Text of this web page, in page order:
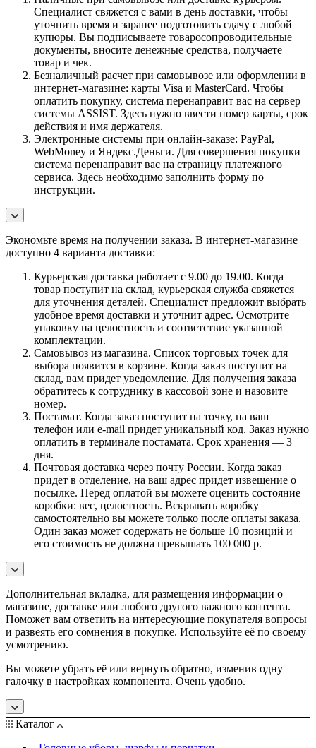
Специалист свяжется с вами в день доставки, чтобы
уточнить время и заранее подготовить сдачу с любой
купюры. Вы подписываете товаросопроводительные
документы, вносите денежные средства, получаете
товар и чек.
Безналичный расчет при самовывозе или оформлении в
интернет-магазине: карты Visa и MasterCard. Чтобы
оплатить покупку, система перенаправит вас на сервер
системы ASSIST. Здесь нужно ввести номер карты, срок
действия и имя держателя.
Электронные системы при онлайн-заказе: PayPal,
WebMoney и Яндекс.Деньги. Для совершения покупки
система перенаправит вас на страницу платежного
сервиса. Здесь необходимо заполнить форму по
инструкции.
Экономьте время на получении заказа. В интернет-магазине
доступно 4 варианта доставки:
Курьерская доставка работает с 9.00 до 19.00. Когда
товар поступит на склад, курьерская служба свяжется
для уточнения деталей. Специалист предложит выбрать
удобное время доставки и уточнит адрес. Осмотрите
упаковку на целостность и соответствие указанной
комплектации.
Самовывоз из магазина. Список торговых точек для
выбора появится в корзине. Когда заказ поступит на
склад, вам придет уведомление. Для получения заказа
обратитесь к сотруднику в кассовой зоне и назовите
номер.
Постамат. Когда заказ поступит на точку, на ваш
телефон или e-mail придет уникальный код. Заказ нужно
оплатить в терминале постамата. Срок хранения — 3
дня.
Почтовая доставка через почту России. Когда заказ
придет в отделение, на ваш адрес придет извещение о
посылке. Перед оплатой вы можете оценить состояние
коробки: вес, целостность. Вскрывать коробку
самостоятельно вы можете только после оплаты заказа.
Один заказ может содержать не больше 10 позиций и
его стоимость не должна превышать 100 000 р.
Дополнительная вкладка, для размещения информации о
магазине, доставке или любого другого важного контента.
Поможет вам ответить на интересующие покупателя вопросы
и развеять его сомнения в покупке. Используйте её по своему
усмотрению.
Вы можете убрать её или вернуть обратно, изменив одну
галочку в настройках компонента. Очень удобно.
Каталог